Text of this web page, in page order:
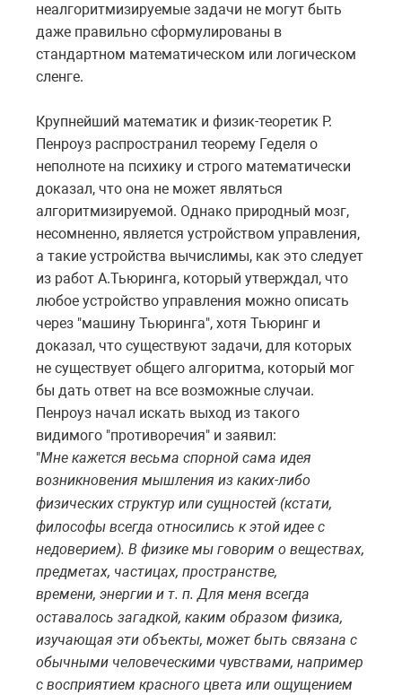
неалгоритмизируемые задачи не могут быть
даже правильно сформулированы в
стандартном математическом или логическом
сленге.
Крупнейший математик и физик-теоретик Р.
Пенроуз распространил теорему Геделя о
неполноте на психику и строго математически
доказал, что она не может являться
алгоритмизируемой. Однако природный мозг,
несомненно, является устройством управления,
а такие устройства вычислимы, как это следует
из работ А.Тьюринга, который утверждал, что
любое устройство управления можно описать
через "машину Тьюринга", хотя Тьюринг и
доказал, что существуют задачи, для которых
не существует общего алгоритма, который мог
бы дать ответ на все возможные случаи.
Пенроуз начал искать выход из такого
видимого "противоречия" и заявил:
"Мне кажется весьма спорной сама идея
возникновения мышления из каких-либо
физических структур или сущностей (кстати,
философы всегда относились кэтой идее с
недоверием). В физике мы говорим о веществах,
предметах, частицах, пространстве,
времени, энергии и т. п.Для меня всегда
оставалось загадкой, каким образом физика,
изучающая эти объекты, может быть связана с
обычными человеческими чувствами, например
с восприятием красного цвета или ощущением